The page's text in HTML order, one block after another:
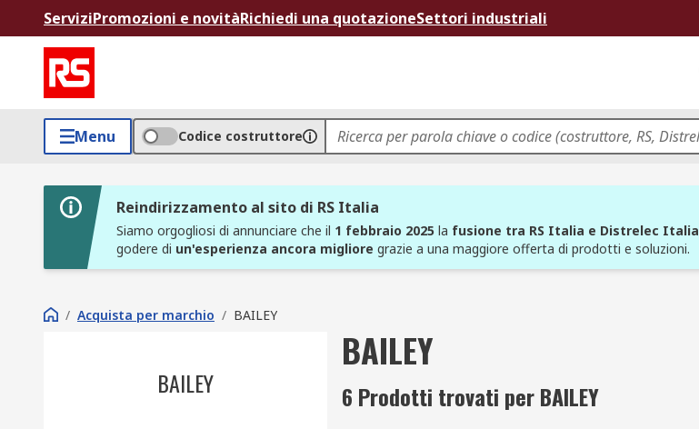
ServiziPromozioni e novitàRichiedi una quotazioneSettori industriali
Menu Codice costruttore
Reindirizzamento al sito di RS Italia
Siamo orgogliosi di annunciare che il 1 febbraio 2025 la fusione tra RS Italia e Distrelec Italia
godere di un'esperienza ancora migliore grazie a una maggiore offerta di prodotti e soluzioni.
/ Acquista per marchio / BAILEY
BAILEY
BAILEY
6 Prodotti trovati per BAILEY